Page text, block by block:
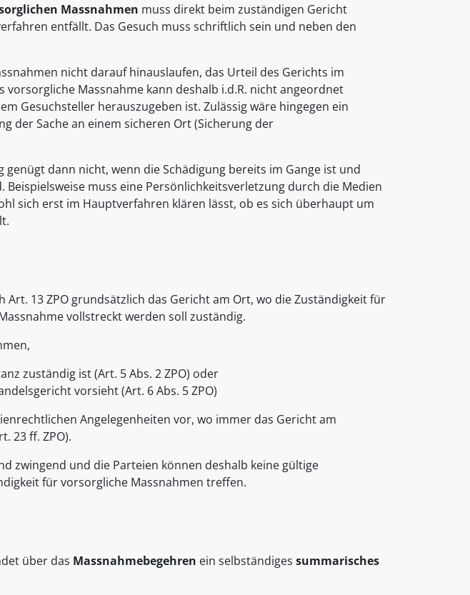
Massnahmen muss direkt beim zuständigen Gericht
entfällt. Das Gesuch muss schriftlich sein und neben den
nicht darauf hinauslaufen, das Urteil des Gerichts im
Massnahme kann deshalb i.d.R. nicht angeordnet
Gesuchsteller herauszugeben ist. Zulässig wäre hingegen ein
der Sache an einem sicheren Ort (Sicherung der
dann nicht, wenn die Schädigung bereits im Gange ist und
Beispielsweise muss eine Persönlichkeitsverletzung durch die Medien
sich erst im Hauptverfahren klären lässt, ob es sich überhaupt um
Art. 13 ZPO grundsätzlich das Gericht am Ort, wo die Zuständigkeit für
vollstreckt werden soll zuständig.
zuständig ist (Art. 5 Abs. 2 ZPO) oder
vorsieht (Art. 6 Abs. 5 ZPO)
Angelegenheiten vor, wo immer das Gericht am
23 ff. ZPO).
zwingend und die Parteien können deshalb keine gültige
für vorsorgliche Massnahmen treffen.
über das Massnahmebegehren ein selbständiges summarisches